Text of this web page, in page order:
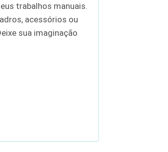
trabalhos manuais.
acessórios ou
sua imaginação